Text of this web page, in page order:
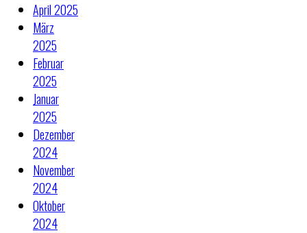
April 2025
März
2025
Februar
2025
Januar
2025
Dezember
2024
November
2024
Oktober
2024